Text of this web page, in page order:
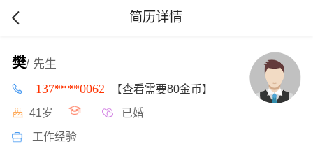
简历详情
樊/ 先生
137****0062 【查看需要80金币】
41岁 已婚
工作经验